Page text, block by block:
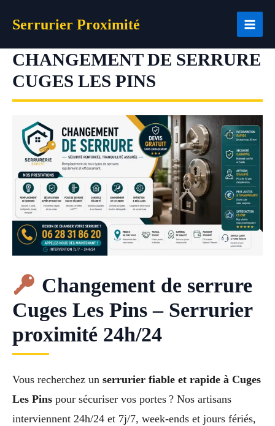
Serrurier Proximité
CHANGEMENT DE SERRURE
CUGES LES PINS
Changement de serrure
Cuges Les Pins – Serrurier
proximité 24h/24
Vous recherchez un serrurier fiable et rapide à Cuges
Les Pins pour sécuriser vos portes ? Nos artisans
interviennent 24h/24 et 7j/7, week-ends et jours fériés,